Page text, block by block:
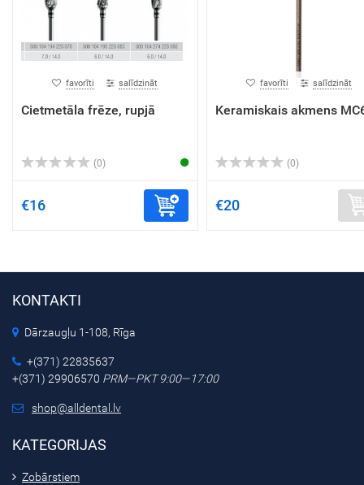
favorīti salīdzināt
Cietmetāla frēze, rupjā
(0)
€16
favorīti salīdzināt
Keramiskais akmens
(0)
€20
KONTAKTI
Dārzaugļu 1-108, Rīga
+(371) 22835637
+(371) 29906570 PRM—PKT 9:00—17:00
shop@alldental.lv
KATEGORIJAS
Zobārstiem